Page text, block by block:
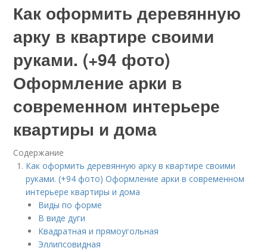
Как оформить деревянную
арку в квартире своими
руками. (+94 фото)
Оформление арки в
современном интерьере
квартиры и дома
Содержание
Как оформить деревянную арку в квартире своими
руками. (+94 фото) Оформление арки в современном
интерьере квартиры и дома
Виды по форме
В виде дуги
Квадратная и прямоугольная
Эллипсовидная